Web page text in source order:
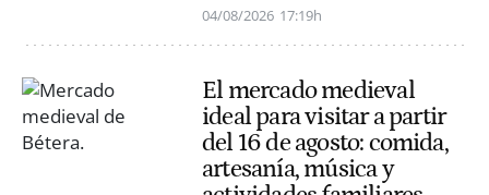
04/08/2026 17:19h
El mercado medieval
ideal para visitar a partir
del 16 de agosto: comida,
artesanía, música y